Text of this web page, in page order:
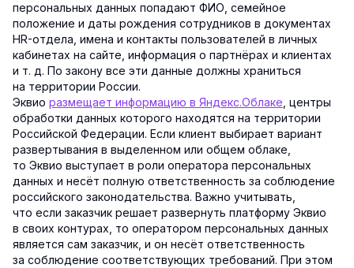
персональных данных попадают ФИО, семейное
положение и даты рождения сотрудников в документах
HR-отдела, имена и контакты пользователей в личных
кабинетах на сайте, информация о партнёрах и клиентах
и т. д. По закону все эти данные должны храниться
на территории России.
Эквио размещает информацию в Яндекс.Облаке , центры
обработки данных которого находятся на территории
Российской Федерации. Если клиент выбирает вариант
развертывания в выделенном или общем облаке,
то Эквио выступает в роли оператора персональных
данных и несёт полную ответственность за соблюдение
российского законодательства. Важно учитывать,
что если заказчик решает развернуть платформу Эквио
в своих контурах, то оператором персональных данных
является сам заказчик, и он несёт ответственность
за соблюдение соответствующих требований. При этом